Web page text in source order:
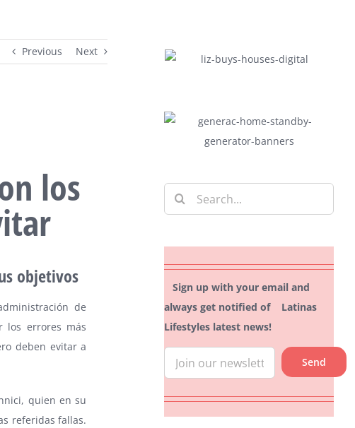
Previous Next
los
objetivos
de
los errores más
deben evitar a
quien en su
referidas fallas.
Search
for:
Sign up with your email and
always get notified of Latinas
Lifestyles latest news!